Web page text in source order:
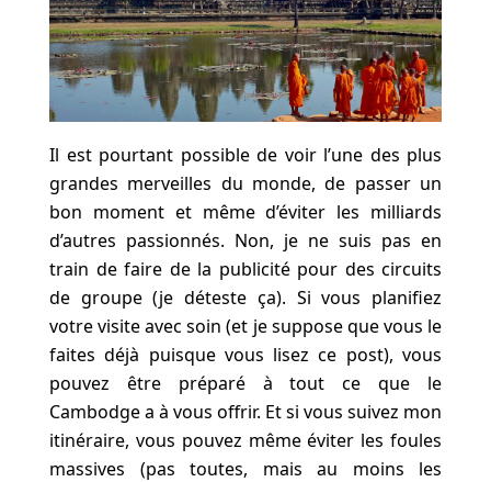
Il est pourtant possible de voir l’une des plus
grandes merveilles du monde, de passer un
bon moment et même d’éviter les milliards
d’autres passionnés. Non, je ne suis pas en
train de faire de la publicité pour des circuits
de groupe (je déteste ça). Si vous planifiez
votre visite avec soin (et je suppose que vous le
faites déjà puisque vous lisez ce post), vous
pouvez être préparé à tout ce que le
Cambodge a à vous offrir. Et si vous suivez mon
itinéraire, vous pouvez même éviter les foules
massives (pas toutes, mais au moins les